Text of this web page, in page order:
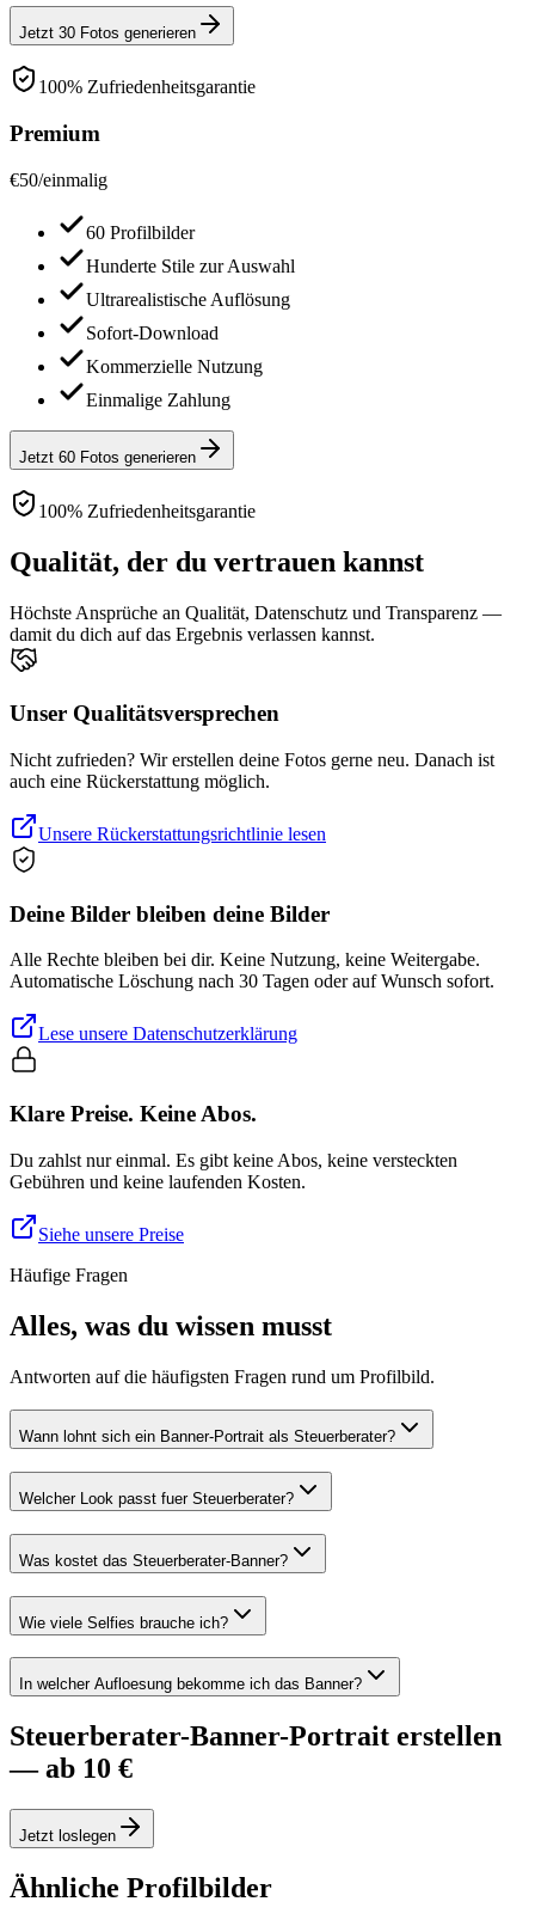
Jetzt 30 Fotos generieren
100% Zufriedenheitsgarantie
Premium
€50/einmalig
60 Profilbilder
Hunderte Stile zur Auswahl
Ultrarealistische Auflösung
Sofort-Download
Kommerzielle Nutzung
Einmalige Zahlung
Jetzt 60 Fotos generieren
100% Zufriedenheitsgarantie
Qualität, der du vertrauen kannst
Höchste Ansprüche an Qualität, Datenschutz und Transparenz —
damit du dich auf das Ergebnis verlassen kannst.
Unser Qualitätsversprechen
Nicht zufrieden? Wir erstellen deine Fotos gerne neu. Danach ist
auch eine Rückerstattung möglich.
Unsere Rückerstattungsrichtlinie lesen
Deine Bilder bleiben deine Bilder
Alle Rechte bleiben bei dir. Keine Nutzung, keine Weitergabe.
Automatische Löschung nach 30 Tagen oder auf Wunsch sofort.
Lese unsere Datenschutzerklärung
Klare Preise. Keine Abos.
Du zahlst nur einmal. Es gibt keine Abos, keine versteckten
Gebühren und keine laufenden Kosten.
Siehe unsere Preise
Häufige Fragen
Alles, was du wissen musst
Antworten auf die häufigsten Fragen rund um Profilbild.
Wann lohnt sich ein Banner-Portrait als Steuerberater?
Welcher Look passt fuer Steuerberater?
Was kostet das Steuerberater-Banner?
Wie viele Selfies brauche ich?
In welcher Aufloesung bekomme ich das Banner?
Steuerberater-Banner-Portrait erstellen
— ab 10 €
Jetzt loslegen
Ähnliche Profilbilder